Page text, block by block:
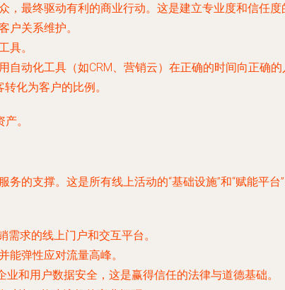
最终驱动有利的商业行动。这是建立专业度和信任度
户关系维护。
具。
自动化工具（如CRM、营销云）在正确的时间向正确
化为客户的比例。
。
的支撑。这是所有线上活动的“基础设施”和“赋能平台”
需求的线上门户和交互平台。
能弹性应对流量高峰。
和用户数据安全，这是赢得信任的法律与道德基础。